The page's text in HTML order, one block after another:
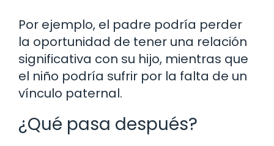
Por ejemplo, el padre podría perder
la oportunidad de tener una relación
significativa con su hijo, mientras que
el niño podría sufrir por la falta de un
vínculo paternal.
¿Qué pasa después?